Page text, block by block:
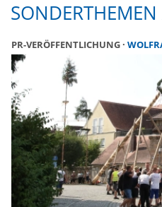
PR-VERÖFFENTLICHUNG